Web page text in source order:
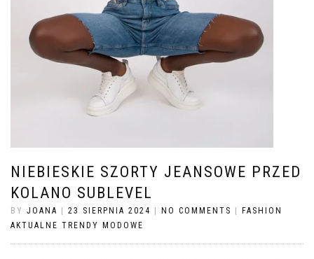
NIEBIESKIE SZORTY JEANSOWE PRZED
KOLANO SUBLEVEL
BY JOANA 23 SIERPNIA 2024 NO COMMENTS
FASHION
AKTUALNE TRENDY MODOWE